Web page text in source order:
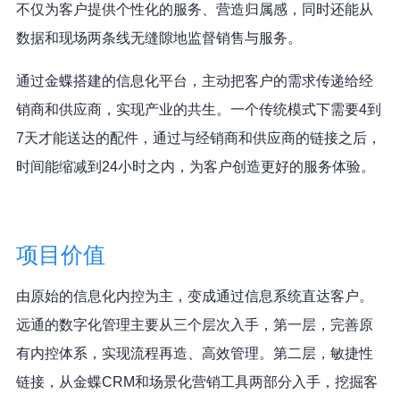
不仅为客户提供个性化的服务、营造归属感，同时还能从
数据和现场两条线无缝隙地监督销售与服务。
通过金蝶搭建的信息化平台，主动把客户的需求传递给经
销商和供应商，实现产业的共生。一个传统模式下需要4到
7天才能送达的配件，通过与经销商和供应商的链接之后，
时间能缩减到24小时之内，为客户创造更好的服务体验。
项目价值
由原始的信息化内控为主，变成通过信息系统直达客户。
远通的数字化管理主要从三个层次入手，第一层，完善原
有内控体系，实现流程再造、高效管理。第二层，敏捷性
链接，从金蝶CRM和场景化营销工具两部分入手，挖掘客